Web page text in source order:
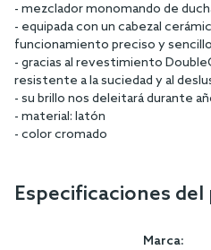
- mezclador monomando de
- equipada con un cabezal
funcionamiento preciso y
- gracias al revestimiento
resistente a la suciedad y al
- su brillo nos deleitará durante
- material: latón
- color cromado
Especificaciones
Marca: